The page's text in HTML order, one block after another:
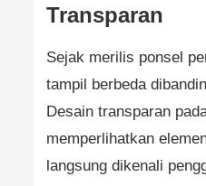
Transparan
Sejak merilis ponsel
tampil berbeda
Desain transparan
memperlihatkan
langsung dikenali